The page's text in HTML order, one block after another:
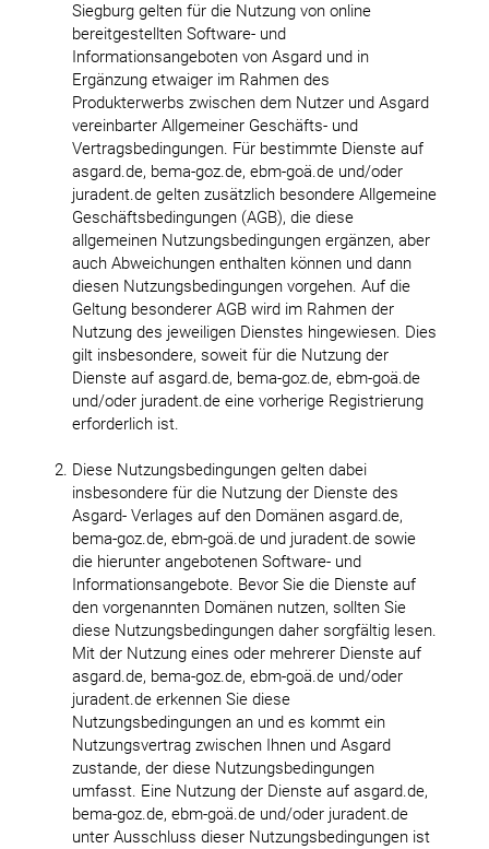
Siegburg gelten für die Nutzung von online
bereitgestellten Software- und
Informationsangeboten von Asgard und in
Ergänzung etwaiger im Rahmen des
Produkterwerbs zwischen dem Nutzer und Asgard
vereinbarter Allgemeiner Geschäfts- und
Vertragsbedingungen. Für bestimmte Dienste auf
asgard.de, bema-goz.de, ebm-goä.de und/oder
juradent.de gelten zusätzlich besondere Allgemeine
Geschäftsbedingungen (AGB), die diese
allgemeinen Nutzungsbedingungen ergänzen, aber
auch Abweichungen enthalten können und dann
diesen Nutzungsbedingungen vorgehen. Auf die
Geltung besonderer AGB wird im Rahmen der
Nutzung des jeweiligen Dienstes hingewiesen. Dies
gilt insbesondere, soweit für die Nutzung der
Dienste auf asgard.de, bema-goz.de, ebm-goä.de
und/oder juradent.de eine vorherige Registrierung
erforderlich ist.
Diese Nutzungsbedingungen gelten dabei
insbesondere für die Nutzung der Dienste des
Asgard- Verlages auf den Domänen asgard.de,
bema-goz.de, ebm-goä.de und juradent.de sowie
die hierunter angebotenen Software- und
Informationsangebote. Bevor Sie die Dienste auf
den vorgenannten Domänen nutzen, sollten Sie
diese Nutzungsbedingungen daher sorgfältig lesen.
Mit der Nutzung eines oder mehrerer Dienste auf
asgard.de, bema-goz.de, ebm-goä.de und/oder
juradent.de erkennen Sie diese
Nutzungsbedingungen an und es kommt ein
Nutzungsvertrag zwischen Ihnen und Asgard
zustande, der diese Nutzungsbedingungen
umfasst. Eine Nutzung der Dienste auf asgard.de,
bema-goz.de, ebm-goä.de und/oder juradent.de
unter Ausschluss dieser Nutzungsbedingungen ist